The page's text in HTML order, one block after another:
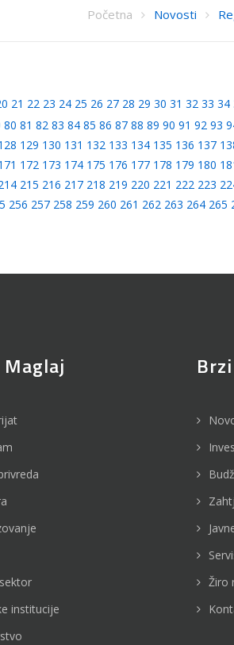
Početna Novosti
21 22 23 24 25 26 27 28 29 30 31 32 33 34
80 81 82 83 84 85 86 87 88 89 90 91 92 93
129 130 131 132 133 134 135 136 137
172 173 174 175 176 177 178 179 180
215 216 217 218 219 220 221 222 223
256 257 258 259 260 261 262 263 264 265
Maglaj
institucije
Žiro